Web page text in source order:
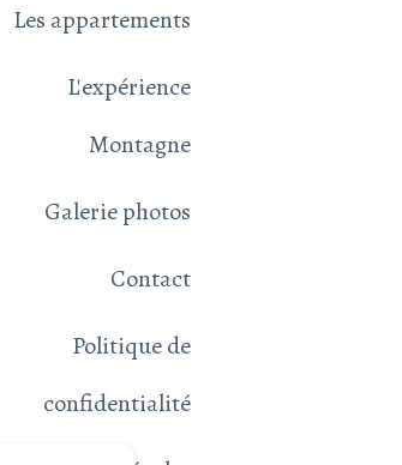
Les appartements
L'expérience
Montagne
Galerie photos
Contact
Politique de
confidentialité